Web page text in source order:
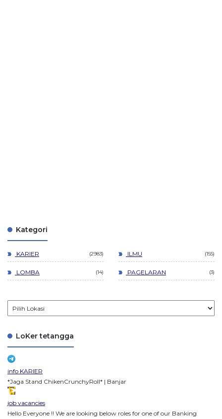
Kategori
KARIER 2983 ILMU 155
LOMBA 14 PAGELARAN 3
LoKer tetangga
info KARIER
*Jaga Stand ChikenCrunchyRoll* | Banjar
job vacancies
Hello Everyone !! We are looking below roles for one of our Banking